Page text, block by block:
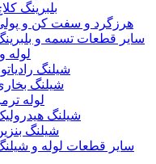
بلبرینگ
هرزگرد و سفت کن و
سایر قطعات تسمه و
لوله
شیلنگ
شیلنگ
لوله
شیلنگ
شیلنگ
سایر قطعات لوله و